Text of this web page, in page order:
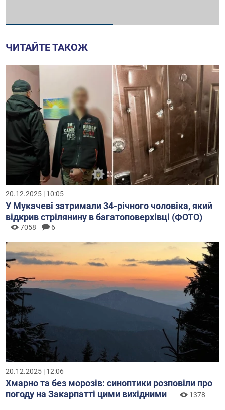
ЧИТАЙТЕ ТАКОЖ
20.12.2025 | 10:05
У Мукачеві затримали 34-річного чоловіка, який
відкрив стрілянину в багатоповерхівці (ФОТО)
7058 6
20.12.2025 | 12:06
Хмарно та без морозів: синоптики розповіли про
погоду на Закарпатті цими вихідними
1378